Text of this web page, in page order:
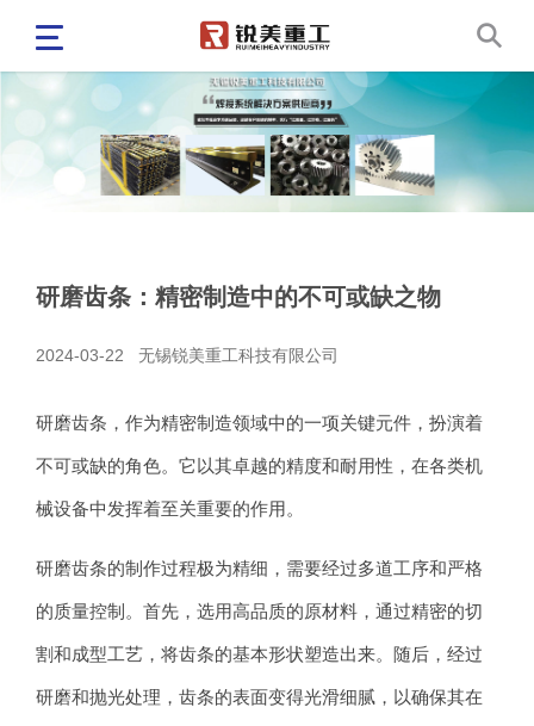
研磨齿条：精密制造中的不可或缺之物
2024-03-22 无锡锐美重工科技有限公司
研磨齿条，作为精密制造领域中的一项关键元件，扮演着
不可或缺的角色。它以其卓越的精度和耐用性，在各类机
械设备中发挥着至关重要的作用。
研磨齿条的制作过程极为精细，需要经过多道工序和严格
的质量控制。首先，选用高品质的原材料，通过精密的切
割和成型工艺，将齿条的基本形状塑造出来。随后，经过
研磨和抛光处理，齿条的表面变得光滑细腻，以确保其在